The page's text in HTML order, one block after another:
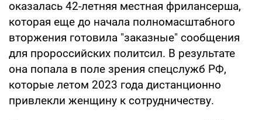
оказалась 42-летняя местная фрилансерша,
которая еще до начала полномасштабного
вторжения готовила "заказные" сообщения
для пророссийских политсил. В результате
она попала в поле зрения спецслужб РФ,
которые летом 2023 года дистанционно
привлекли женщину к сотрудничеству.